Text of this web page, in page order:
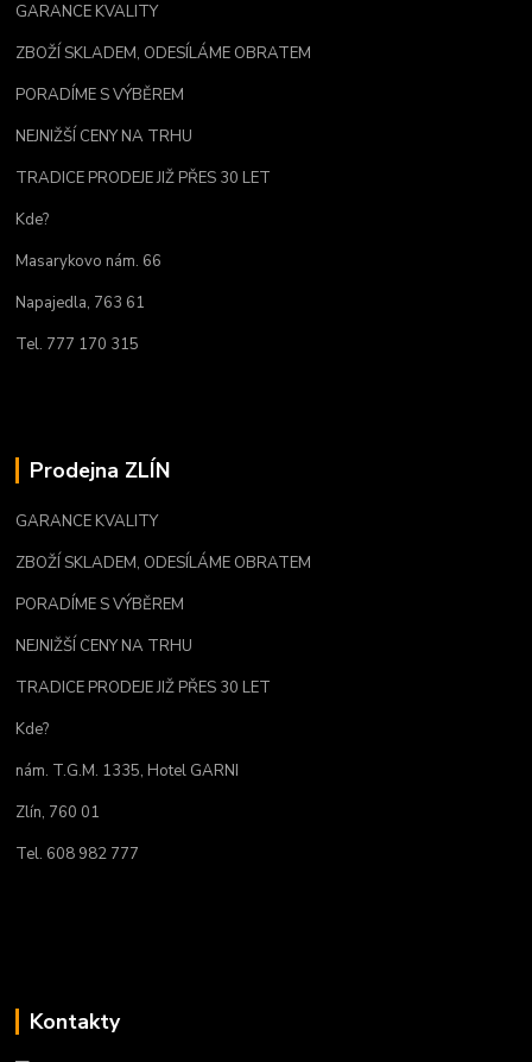
GARANCE KVALITY
ZBOŽÍ SKLADEM, ODESÍLÁME OBRATEM
PORADÍME S VÝBĚREM
NEJNIŽŠÍ CENY NA TRHU
TRADICE PRODEJE JIŽ PŘES 30 LET
Kde?
Masarykovo nám. 66
Napajedla, 763 61
Tel. 777 170 315
Prodejna ZLÍN
GARANCE KVALITY
ZBOŽÍ SKLADEM, ODESÍLÁME OBRATEM
PORADÍME S VÝBĚREM
NEJNIŽŠÍ CENY NA TRHU
TRADICE PRODEJE JIŽ PŘES 30 LET
Kde?
nám. T.G.M. 1335, Hotel GARNI
Zlín, 760 01
Tel. 608 982 777
Kontakty